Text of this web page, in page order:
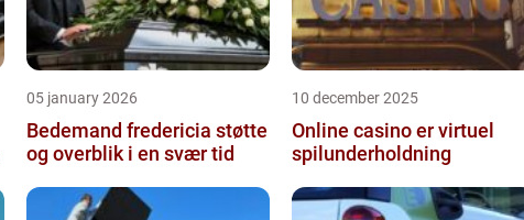
05 january 2026
Bedemand fredericia støtte
og overblik i en svær tid
10 december 2025
Online casino er virtuel
spilunderholdning